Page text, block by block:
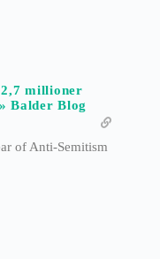
millioner
Balder Blog
of Anti-Semitism